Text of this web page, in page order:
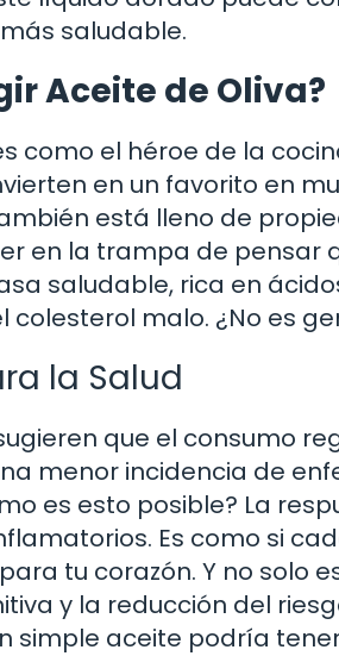
saludable.
Aceite de Oliva?
como el héroe de la
en un favorito en
está lleno de
en la trampa de pensar
saludable, rica en
colesterol malo. ¿No es
la Salud
que el consumo
menor incidencia de
es esto posible? La
Es como si
tu corazón. Y no solo
y la reducción del
simple aceite podría